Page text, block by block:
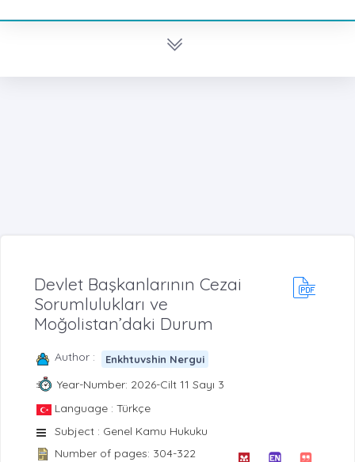
Devlet Başkanlarının Cezai
Sorumlulukları ve
Moğolistan’daki Durum
Author : Enkhtuvshin Nergui
Year-Number: 2026-Cilt 11 Sayı 3
Language : Türkçe
Subject : Genel Kamu Hukuku
Number of pages: 304-322